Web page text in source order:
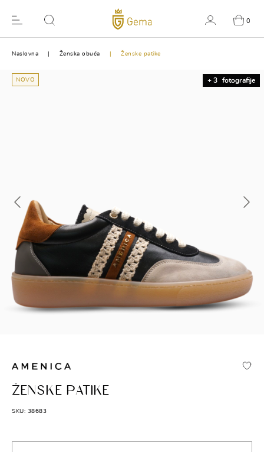
0
Naslovna Ženska obuća Ženske patike
+ 3 fotografije
NOVO
AMENICA
ŽENSKE PATIKE
SKU: 38683